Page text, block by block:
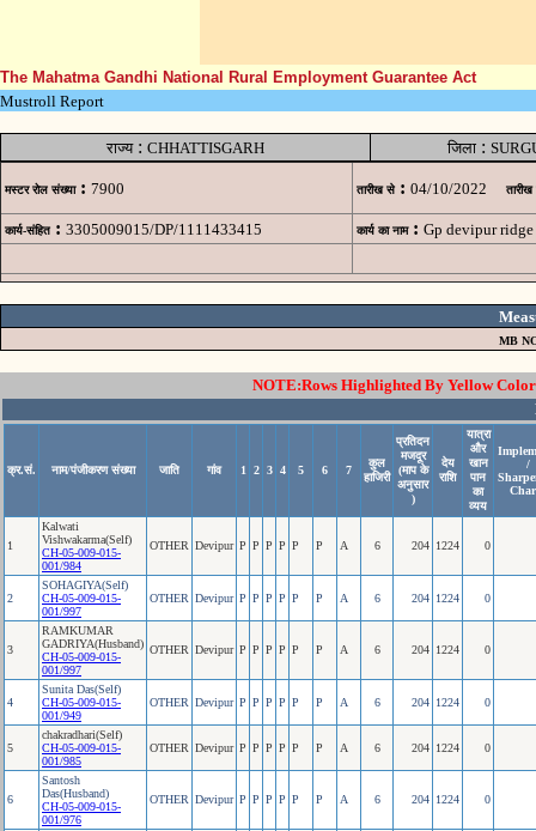
The Mahatma Gandhi National Rural Employment Guarantee Act
Mustroll Report
राज्य: CHHATTISGARH जिला:
मस्टर रोल संख्या : 7900 तारीख से : 04/10/2022 तारीख
कार्य-संहित : 3305009015/DP/1111433415 कार्य का नाम : Gp devipur
MB
NOTE:Rows Highlighted By Yellow
क्र.सं. नाम/पंजीकरण संख्या जाति गांव 1 2 3 4 5 6 7
कुल
हाजिरी
प्रतिदन
मजदूर
(माप के
अनुसार
)
देय
राशि
यात्रा
और
खान
पान
का
व्यय
/
1
Kalwati
Vishwakarma(Self)
CH-05-009-015-
001/984
OTHER Devipur P P P P P P A 6 204 1224 0
2
SOHAGIYA(Self)
CH-05-009-015-
001/997
OTHER Devipur P P P P P P A 6 204 1224 0
3
RAMKUMAR
GADRIYA(Husband)
CH-05-009-015-
001/997
OTHER Devipur P P P P P P A 6 204 1224 0
4
Sunita Das(Self)
CH-05-009-015-
001/949
OTHER Devipur P P P P P P A 6 204 1224 0
5
chakradhari(Self)
CH-05-009-015-
001/985
OTHER Devipur P P P P P P A 6 204 1224 0
6
Santosh
Das(Husband)
CH-05-009-015-
001/976
OTHER Devipur P P P P P P A 6 204 1224 0